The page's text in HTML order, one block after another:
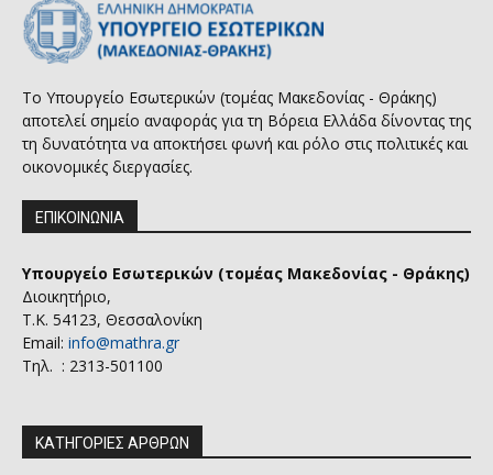
Το Υπουργείο Εσωτερικών (τομέας Μακεδονίας - Θράκης)
αποτελεί σημείο αναφοράς για τη Βόρεια Ελλάδα δίνοντας της
τη δυνατότητα να αποκτήσει φωνή και ρόλο στις πολιτικές και
οικονομικές διεργασίες.
ΕΠΙΚΟΙΝΩΝΙΑ
Υπουργείο Εσωτερικών (τομέας Μακεδονίας - Θράκης)
Διοικητήριο,
Τ.Κ. 54123, Θεσσαλονίκη
Email: info@mathra.gr
Τηλ. : 2313-501100
ΚΑΤΗΓΟΡΙΕΣ ΑΡΘΡΩΝ